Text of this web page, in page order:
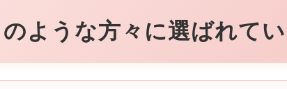
ような方々に選ばれて